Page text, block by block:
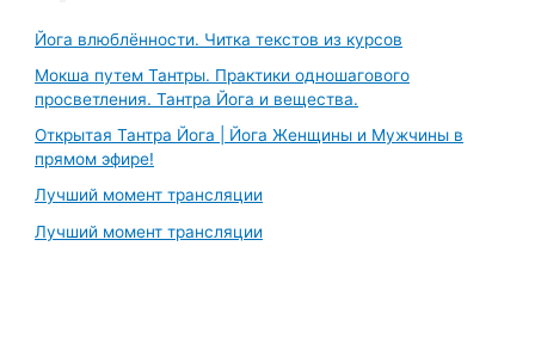
Йога влюблённости. Читка текстов из курсов
Мокша путем Тантры. Практики одношагового
просветления. Тантра Йога и вещества.
Открытая Тантра Йога | Йога Женщины и Мужчины в
прямом эфире!
Лучший момент трансляции
Лучший момент трансляции